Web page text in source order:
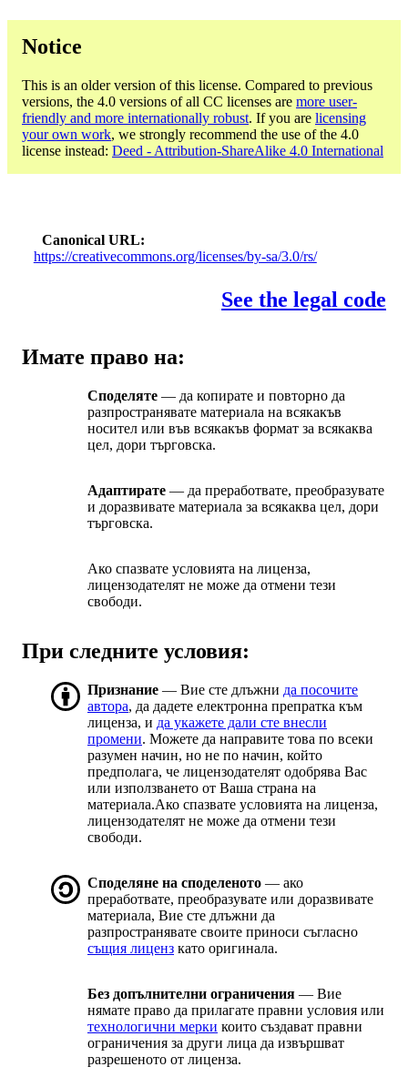
Notice
This is an older version of this license. Compared to previous
versions, the 4.0 versions of all CC licenses are more user-
friendly and more internationally robust. If you are licensing
your own work, we strongly recommend the use of the 4.0
license instead: Deed - Attribution-ShareAlike 4.0 International
Canonical URL
https://creativecommons.org/licenses/by-sa/3.0/rs/
See the legal code
Имате право на:
Споделяте — да копирате и повторно да
разпространявате материала на всякакъв
носител или във всякакъв формат за всякаква
цел, дори търговска.
Адаптирате — да преработвате, преобразувате
и доразвивате материала за всякаква цел, дори
търговска.
Ако спазвате условията на лиценза,
лицензодателят не може да отмени тези
свободи.
При следните условия:
Признание — Вие сте длъжни да посочите
автора, да дадете електронна препратка към
лиценза, и да укажете дали сте внесли
промени. Можете да направите това по всеки
разумен начин, но не по начин, който
предполага, че лицензодателят одобрява Вас
или използването от Ваша страна на
материала.Ако спазвате условията на лиценза,
лицензодателят не може да отмени тези
свободи.
Споделяне на споделеното — ако
преработвате, преобразувате или доразвивате
материала, Вие сте длъжни да
разпространявате своите приноси съгласно
същия лиценз като оригинала.
Без допълнителни ограничения — Вие
нямате право да прилагате правни условия или
технологични мерки които създават правни
ограничения за други лица да извършват
разрешеното от лиценза.